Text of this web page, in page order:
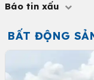
Báo tin xấu
BẤT ĐỘNG